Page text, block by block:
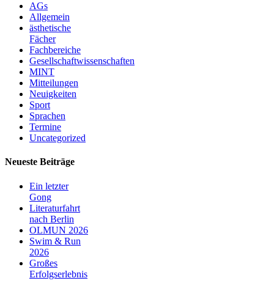
AGs
Allgemein
ästhetische
Fächer
Fachbereiche
Gesellschaftwissenschaften
MINT
Mitteilungen
Neuigkeiten
Sport
Sprachen
Termine
Uncategorized
Neueste Beiträge
Ein letzter
Gong
Literaturfahrt
nach Berlin
OLMUN 2026
Swim & Run
2026
Großes
Erfolgserlebnis